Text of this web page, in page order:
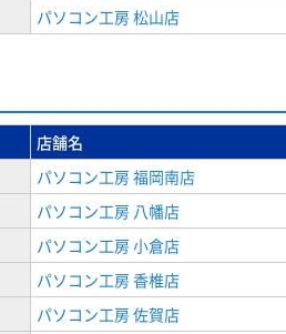
パソコン工房 松山店
店舗名
パソコン工房 福岡南店
パソコン工房 八幡店
パソコン工房 小倉店
パソコン工房 香椎店
パソコン工房 佐賀店